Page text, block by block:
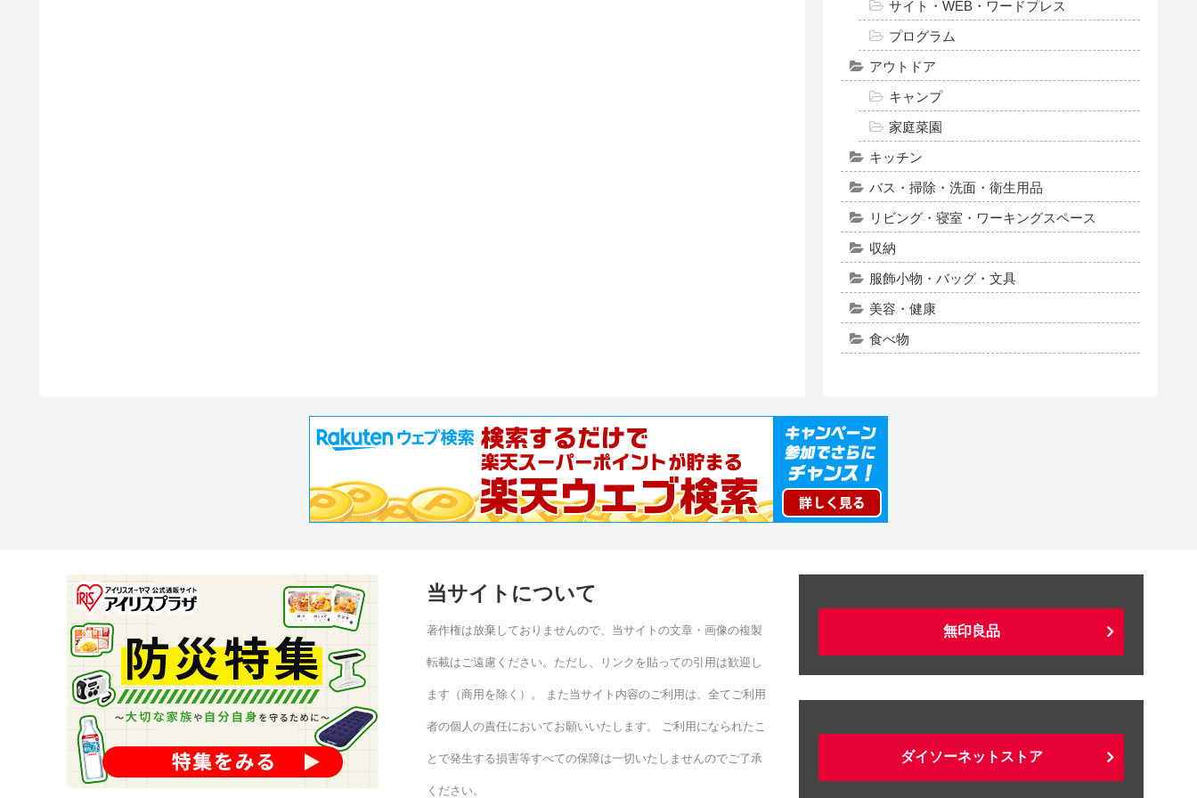
サイト・WEB・ワードプレス
プログラム
アウトドア
キャンプ
家庭菜園
キッチン
バス・掃除・洗面・衛生用品
リビング・寝室・ワーキングスペース
収納
服飾小物・バッグ・文具
美容・健康
食べ物
当サイトについて
著作権は放棄しておりませんので、当サイトの文章・画像の複製
転載はご遠慮ください。ただし、リンクを貼っての引用は歓迎し
ます（商用を除く）。 また当サイト内容のご利用は、全てご利用
者の個人の責任においてお願いいたします。 ご利用になられたこ
とで発生する損害等すべての保障は一切いたしませんのでご了承
ください。
無印良品
ダイソーネットストア